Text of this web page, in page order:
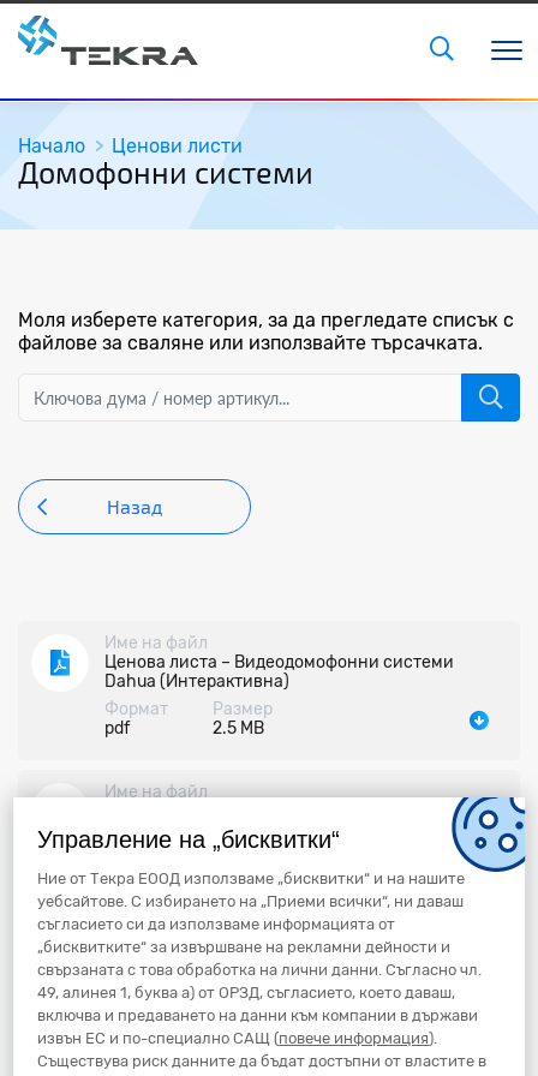
Управление на „бисквитки“
Ние от Текра ЕООД използваме „бисквитки“ и на нашите
уебсайтове. С избирането на „Приеми всички“, ни даваш
съгласието си да използваме информацията от
„бисквитките“ за извършване на рекламни дейности и
свързаната с това обработка на лични данни. Съгласно чл.
49, алинея 1, буква а) от ОРЗД, съгласието, което даваш,
включва и предаването на данни към компании в държави
извън ЕС и по-специално САЩ (повече информация).
Съществува риск данните да бъдат достъпни от властите в
Начало Ценови листи
Домофонни системи
Моля изберете категория, за да прегледате списък с
файлове за сваляне или използвайте търсачката.
Назад
Име на файл
Ценова листа – Видеодомофонни системи
Dahua (Интерактивна)
Формат
pdf
Размер
2.5 MB
Име на файл
Ценова листа – Видеодомофонни двупроводни
SimpleBus системи COMELIT
pdf
Размер
6.4 MB
Име на файл
Ценова листа – Видеодомофонни IP системи
VIP COMELIT
Формат
pdf
Размер
5.7 MB